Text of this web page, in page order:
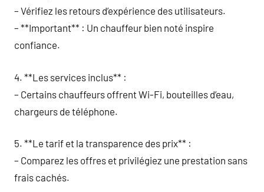
– Vérifiez les retours d’expérience des utilisateurs.
– **Important** : Un chauffeur bien noté inspire
confiance.
4. **Les services inclus** :
– Certains chauffeurs offrent Wi-Fi, bouteilles d’eau,
chargeurs de téléphone.
5. **Le tarif et la transparence des prix** :
– Comparez les offres et privilégiez une prestation sans
frais cachés.